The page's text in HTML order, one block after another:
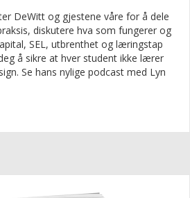
DeWitt og gjestene våre for å dele
diskutere hva som fungerer og
SEL, utbrenthet og læringstap
å sikre at hver student ikke lærer
Se hans nylige podcast med Lyn